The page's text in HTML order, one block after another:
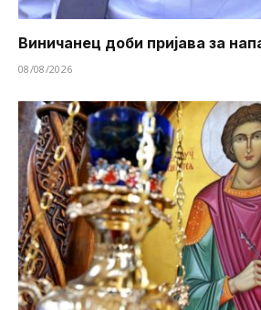
Виничанец доби пријава за
08/08/2026